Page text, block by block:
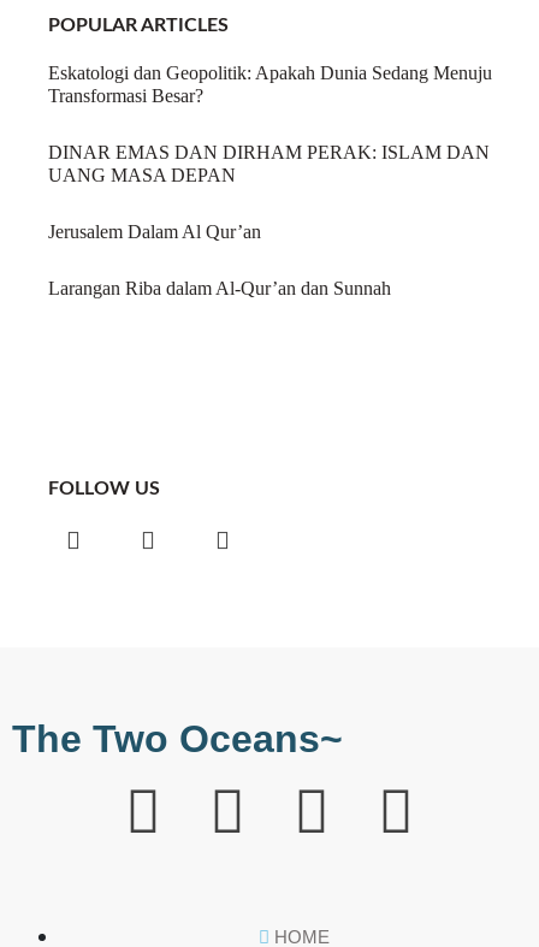
POPULAR ARTICLES
Eskatologi dan Geopolitik: Apakah Dunia Sedang Menuju
Transformasi Besar?
DINAR EMAS DAN DIRHAM PERAK: ISLAM DAN
UANG MASA DEPAN
Jerusalem Dalam Al Qur’an
Larangan Riba dalam Al-Qur’an dan Sunnah
FOLLOW US
The Two Oceans~
HOME